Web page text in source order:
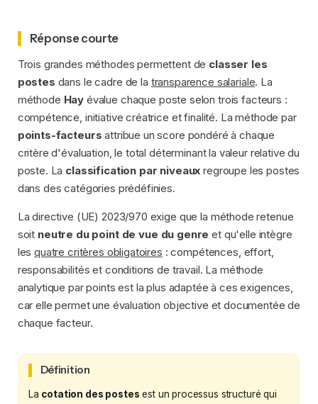
Réponse courte
Trois grandes méthodes permettent de classer les
postes dans le cadre de la transparence salariale. La
méthode Hay évalue chaque poste selon trois facteurs :
compétence, initiative créatrice et finalité. La méthode par
points-facteurs attribue un score pondéré à chaque
critère d'évaluation, le total déterminant la valeur relative du
poste. La classification par niveaux regroupe les postes
dans des catégories prédéfinies.
La directive (UE) 2023/970 exige que la méthode retenue
soit neutre du point de vue du genre et qu'elle intègre
lesquatre critères obligatoires : compétences, effort,
responsabilités et conditions de travail. La méthode
analytique par points est la plus adaptée à ces exigences,
car elle permet une évaluation objective et documentée de
chaque facteur.
Définition
La cotation des postes est un processus structuré qui